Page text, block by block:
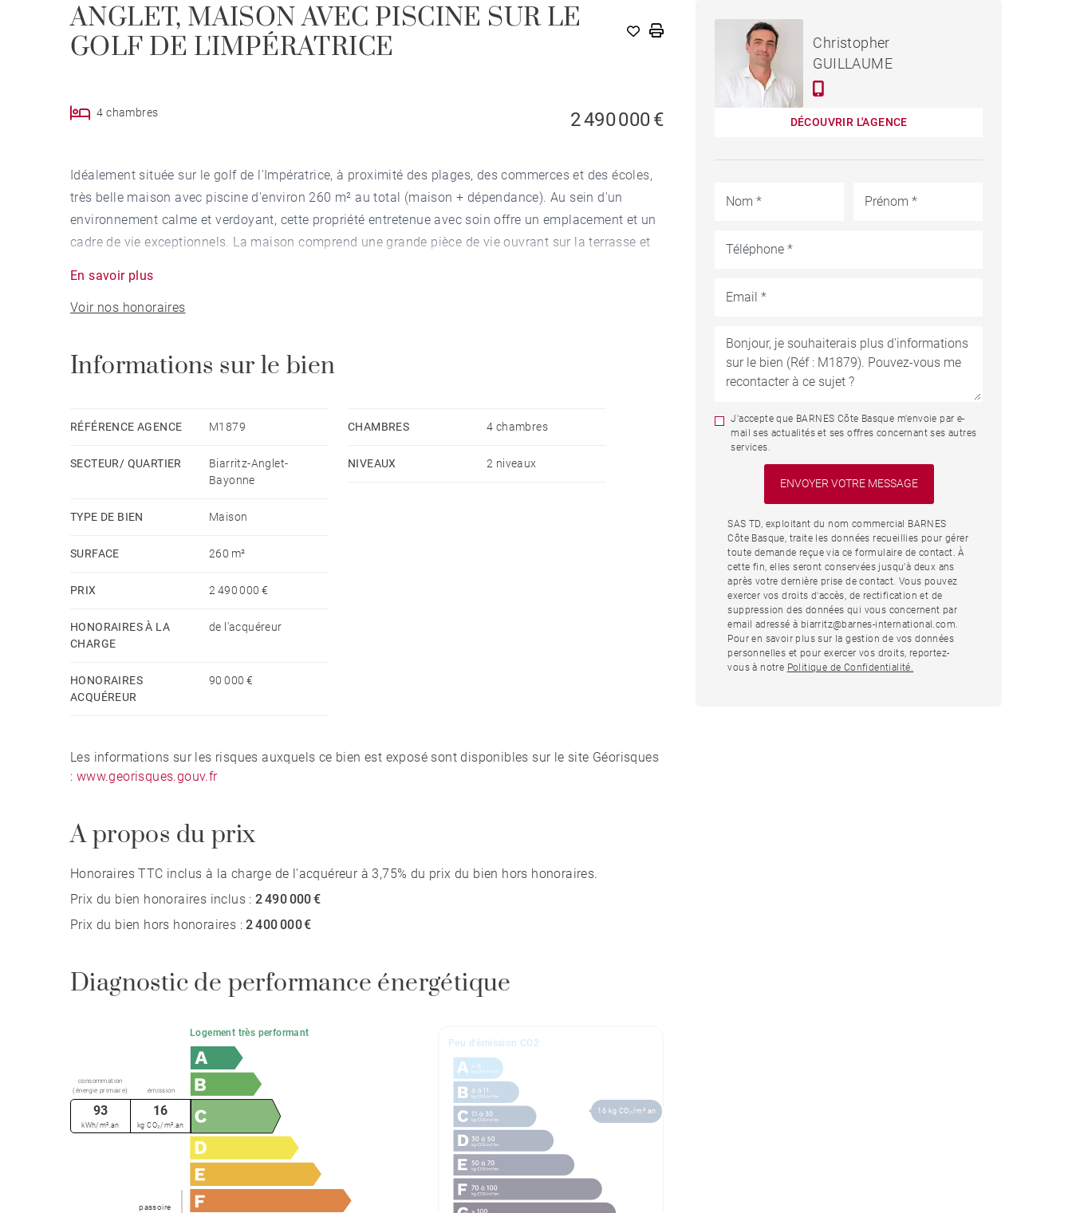
ANGLET, MAISON AVEC PISCINE SUR LE
GOLF DE L'IMPÉRATRICE
4 chambres 2 490 000 €
Idéalement située sur le golf de l'Impératrice, à proximité des plages, des commerces et des écoles,
très belle maison avec piscine d'environ 260 m² au total (maison + dépendance). Au sein d'un
environnement calme et verdoyant, cette propriété entretenue avec soin offre un emplacement et un
cadre de vie exceptionnels. La maison comprend une grande pièce de vie ouvrant sur la terrasse et
d'environ 60 m² et un garage complètent le bien.
En savoir plus
Voir nos honoraires
Informations sur le bien
RÉFÉRENCE AGENCE M1879
SECTEUR/ QUARTIER
Biarritz-Anglet-
Bayonne
TYPE DE BIEN Maison
SURFACE 260 m²
PRIX 2 490 000 €
HONORAIRES À LA
CHARGE
de l'acquéreur
HONORAIRES
ACQUÉREUR
90 000 €
CHAMBRES 4 chambres
NIVEAUX 2 niveaux
Les informations sur les risques auxquels ce bien est exposé sont disponibles sur le site Géorisques
: www.georisques.gouv.fr
A propos du prix
Honoraires TTC inclus à la charge de l'acquéreur à 3,75% du prix du bien hors honoraires.
Prix du bien honoraires inclus :2 490 000 €
Prix du bien hors honoraires :2 400 000 €
Diagnostic de performance énergétique
Logement très performant
passoire
consommation
(énergie primaire)
émission
93
kWh/m².an
16
kg CO₂/m².an
Peu d'émission CO2
16 kg CO₂/m².an
MAISON ANGLET - 260 M²
Christopher
GUILLAUME
DÉCOUVRIR L'AGENCE
J'accepte que BARNES Côte Basque m'envoie par e-
mail ses actualités et ses offres concernant ses autres
services.
SAS TD, exploitant du nom commercial BARNES
Côte Basque, traite les données recueillies pour gérer
toute demande reçue via ce formulaire de contact. À
cette fin, elles seront conservées jusqu’à deux ans
après votre dernière prise de contact. Vous pouvez
exercer vos droits d'accès, de rectification et de
suppression des données qui vous concernent par
email adressé à biarritz@barnes-international.com.
Pour en savoir plus sur la gestion de vos données
personnelles et pour exercer vos droits, reportez-
vous à notre Politique de Confidentialité.